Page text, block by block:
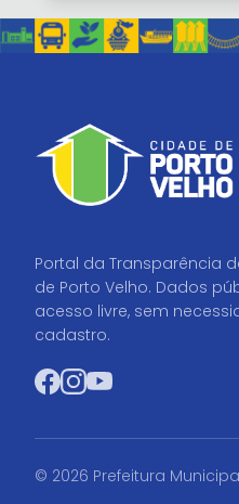
Portal da Transparência
de Porto Velho. Dados
acesso livre, sem
cadastro.
Facebook
Instagram
YouTube
© 2026 Prefeitura